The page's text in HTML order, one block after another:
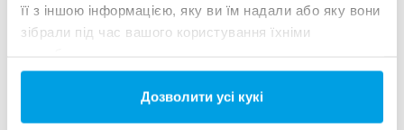
її з іншою інформацією, яку ви їм надали або яку вони
зібрали під час вашого користування їхніми
Дозволити усі кукі